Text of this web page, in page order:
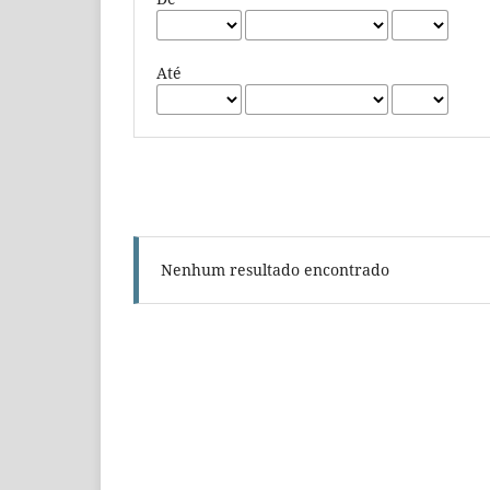
Até
Nenhum resultado encontrado